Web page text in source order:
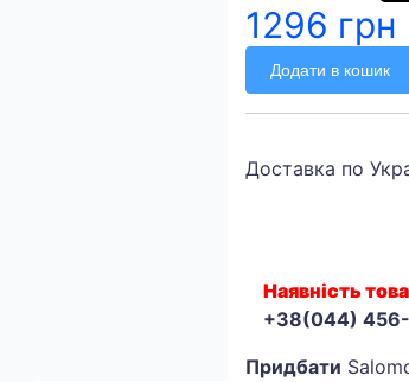
1296 грн
Додати в кошик
Доставка по
Наявність
+38(044)
Придбати